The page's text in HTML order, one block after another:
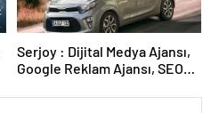
Serjoy : Dijital Medya Ajansı,
Google Reklam Ajansı, SEO